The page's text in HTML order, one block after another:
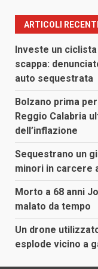
ARTICOLI RECENTI
Investe un
scappa:
auto sequestrata
Bolzano prima
Reggio Calabria
dell’inflazione
Sequestrano un
minori in carcere
Morto a 68 anni
malato da tempo
Un drone
esplode vicino a